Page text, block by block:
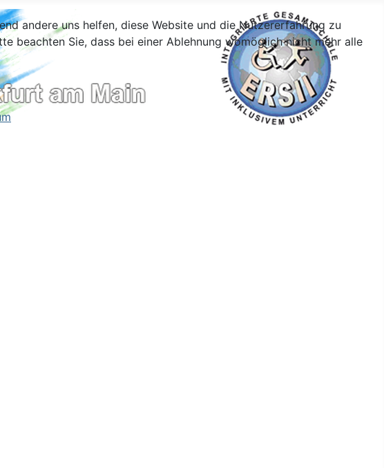
andere uns helfen, diese Website und die Nutzererfahrung zu
beachten Sie, dass bei einer Ablehnung womöglich nicht mehr alle